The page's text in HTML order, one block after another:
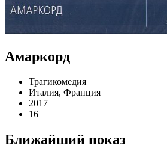
Амаркорд
Трагикомедия
Италия, Франция
2017
16+
Ближайший показ